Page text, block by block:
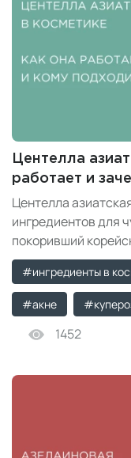
Центелла
работает и
Центелла
ингредиентов для
покоривший
это, какие
использовать
#ингредиенты в
#акне
1452